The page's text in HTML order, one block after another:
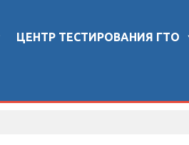
ЦЕНТР ТЕСТИРОВАНИЯ ГТО